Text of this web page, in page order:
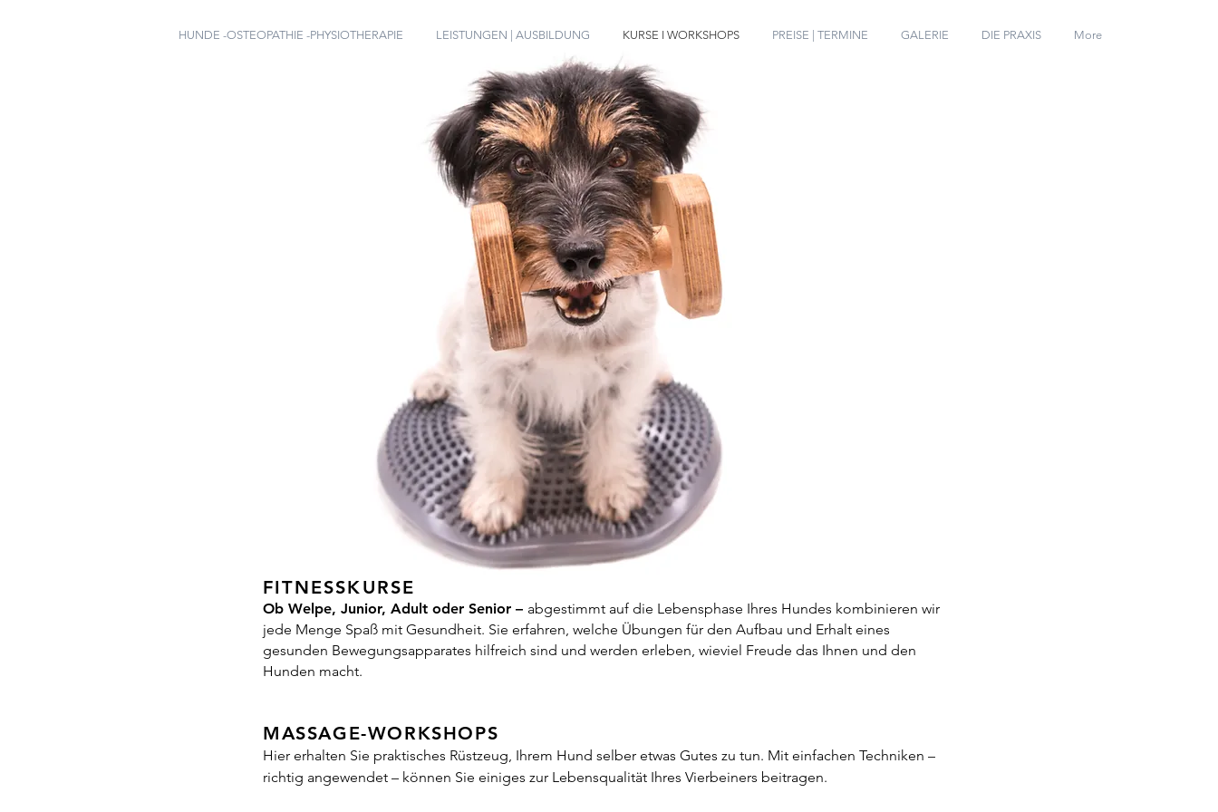
HUNDE -OSTEOPATHIE -PHYSIOTHERAPIE LEISTUNGEN | AUSBILDUNG KURSE I WORKSHOPS PREISE | TERMINE GALERIE DIE PRAXIS More
FITNESSKURSE
Ob Welpe, Junior, Adult oder Senior – abgestimmt auf die Lebensphase Ihres Hundes kombinieren wir
jede Menge Spaß mit Gesundheit. Sie erfahren, welche Übungen für den Aufbau und Erhalt eines
gesunden Bewegungsapparates hilfreich sind und werden erleben, wieviel Freude das Ihnen und den
Hunden macht.
MASSAGE-WORKSHOPS
Hier erhalten Sie praktisches Rüstzeug, Ihrem Hund selber etwas Gutes zu tun. Mit einfachen Techniken –
richtig angewendet – können Sie einiges zur Lebensqualität Ihres Vierbeiners beitragen.